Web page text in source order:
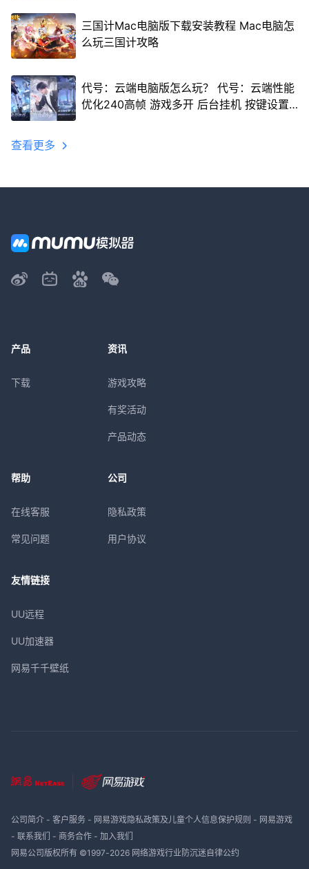
三国计Mac电脑版下载安装教程 Mac电脑怎
么玩三国计攻略
代号：云端电脑版怎么玩？ 代号：云端性能
优化240高帧 游戏多开 后台挂机 按键设置
查看更多
产品
下载
资讯
游戏攻略
有奖活动
产品动态
帮助
在线客服
常见问题
公司
隐私政策
用户协议
友情链接
UU远程
UU加速器
网易千千壁纸
公司简介- 客户服务- 网易游戏隐私政策及儿童个人信息保护规则 - 网易游戏
- 联系我们 - 商务合作- 加入我们
网易公司版权所有 ©1997-2026 网络游戏行业防沉迷自律公约